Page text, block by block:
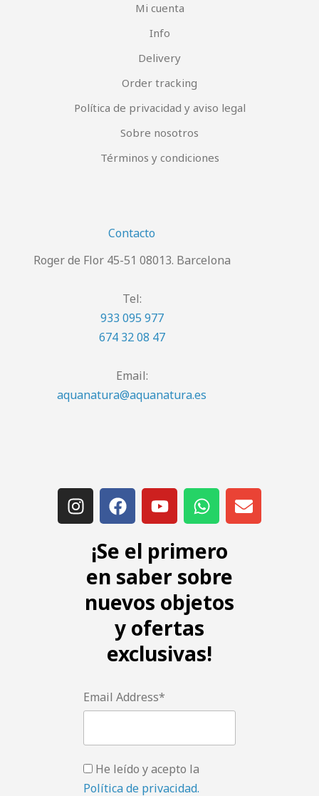
Mi cuenta
Info
Delivery
Order tracking
Política de privacidad y aviso legal
Sobre nosotros
Términos y condiciones
Contacto
Roger de Flor 45-51 08013. Barcelona
Tel:
933 095 977
674 32 08 47
Email:
aquanatura@aquanatura.es
¡Se el primero
en saber sobre
nuevos objetos
y ofertas
exclusivas!
Email Address*
He leído y acepto la
Política de privacidad.